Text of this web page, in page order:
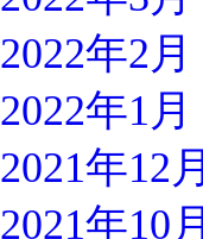
2022年2月
2022年1月
2021年12月
2021年10月